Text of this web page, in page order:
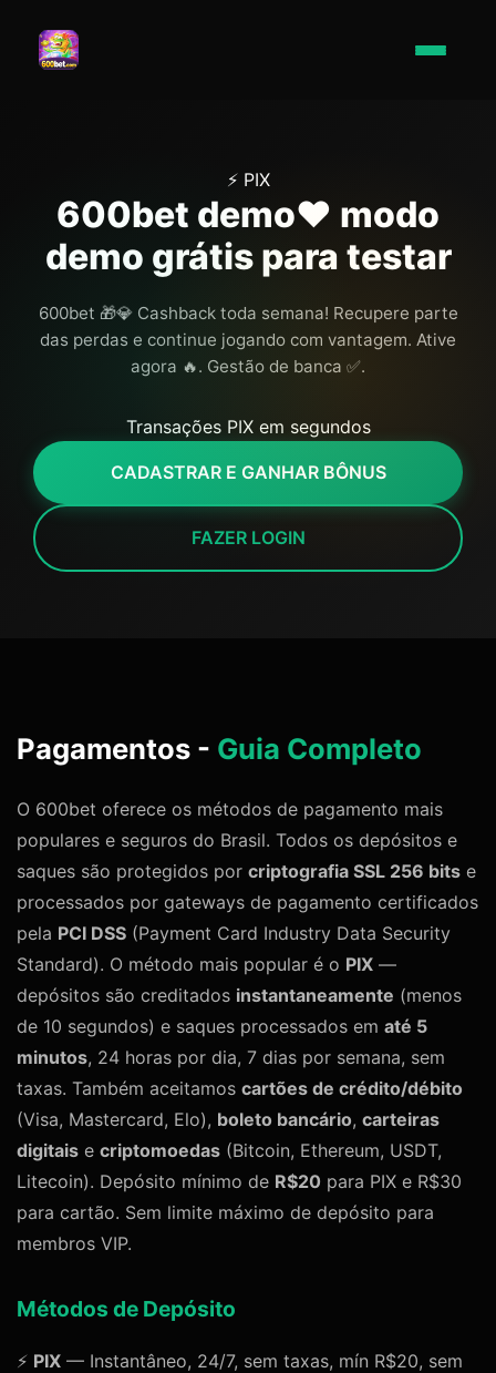
⚡ PIX
600bet demo❤️ modo
demo grátis para testar
600bet 🎁💎 Cashback toda semana! Recupere parte
das perdas e continue jogando com vantagem. Ative
agora 🔥. Gestão de banca ✅.
Transações PIX em segundos
CADASTRAR E GANHAR BÔNUS
FAZER LOGIN
Pagamentos - Guia Completo
O 600bet oferece os métodos de pagamento mais
populares e seguros do Brasil. Todos os depósitos e
saques são protegidos por criptografia SSL 256 bits e
processados por gateways de pagamento certificados
pela PCI DSS (Payment Card Industry Data Security
Standard). O método mais popular é o PIX —
depósitos são creditados instantaneamente (menos
de 10 segundos) e saques processados em até 5
minutos, 24 horas por dia, 7 dias por semana, sem
taxas. Também aceitamos cartões de crédito/débito
(Visa, Mastercard, Elo), boleto bancário, carteiras
digitais e criptomoedas (Bitcoin, Ethereum, USDT,
Litecoin). Depósito mínimo de R$20 para PIX e R$30
para cartão. Sem limite máximo de depósito para
membros VIP.
Métodos de Depósito
⚡ PIX — Instantâneo, 24/7, sem taxas, mín R$20, sem